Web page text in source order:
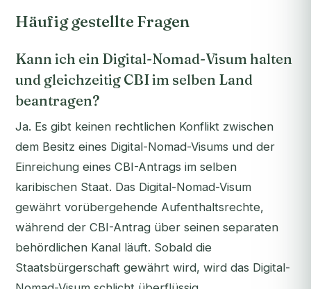
Häufig gestellte Fragen
Kann ich ein Digital-Nomad-Visum halten
und gleichzeitig CBI im selben Land
beantragen?
Ja. Es gibt keinen rechtlichen Konflikt zwischen
dem Besitz eines Digital-Nomad-Visums und der
Einreichung eines CBI-Antrags im selben
karibischen Staat. Das Digital-Nomad-Visum
gewährt vorübergehende Aufenthaltsrechte,
während der CBI-Antrag über seinen separaten
behördlichen Kanal läuft. Sobald die
Staatsbürgerschaft gewährt wird, wird das Digital-